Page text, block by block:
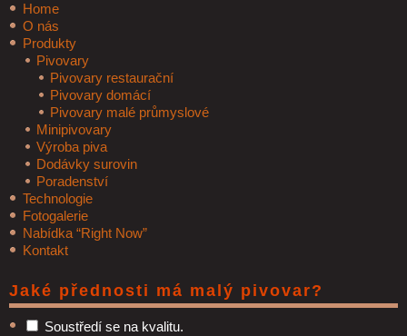
Home
O nás
Produkty
Pivovary
Pivovary restaurační
Pivovary domácí
Pivovary malé průmyslové
Minipivovary
Výroba piva
Dodávky surovin
Poradenství
Technologie
Fotogalerie
Nabídka “Right Now”
Kontakt
Jaké přednosti má malý pivovar?
Soustředí se na kvalitu.